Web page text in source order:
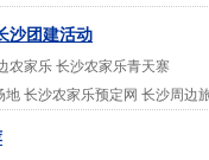
沙团建活动
农家乐 长沙农家乐青天寨
长沙农家乐预定网 长沙周边